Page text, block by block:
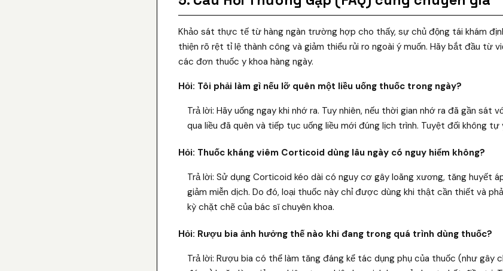
Khảo sát thực tế từ hàng ngàn trường hợp cho thấy, sự chủ động tái khám
thiện rõ rệt tỉ lệ thành công và giảm thiểu rủi ro ngoài ý muốn. Hãy bắt đầu từ
các đơn thuốc y khoa hàng ngày.
Hỏi: Tôi phải làm gì nếu lỡ quên một liều uống thuốc trong ngày?
Trả lời: Hãy uống ngay khi nhớ ra. Tuy nhiên, nếu thời gian nhớ ra đã gần sát
qua liều đã quên và tiếp tục uống liều mới đúng lịch trình. Tuyệt đối không tự
Hỏi: Thuốc kháng viêm Corticoid dùng lâu ngày có nguy hiểm không?
Trả lời: Sử dụng Corticoid kéo dài có nguy cơ gây loãng xương, tăng huyết
giảm miễn dịch. Do đó, loại thuốc này chỉ được dùng khi thật cần thiết và
kỳ chặt chẽ của bác sĩ chuyên khoa.
Hỏi: Rượu bia ảnh hưởng thế nào khi đang trong quá trình dùng thuốc?
Trả lời: Rượu bia có thể làm tăng đáng kể tác dụng phụ của thuốc (như gây